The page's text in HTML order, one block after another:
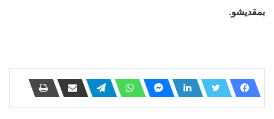
بمقديشو.